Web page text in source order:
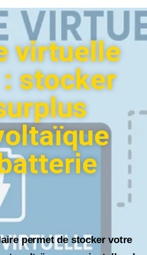
virtuelle
stocker
permet de stocker votre